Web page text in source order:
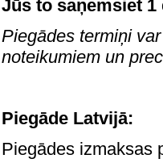
Jūs to saņemsiet 1
Piegādes termiņi
noteikumiem un
Piegāde Latvijā:
Piegādes izmaksas